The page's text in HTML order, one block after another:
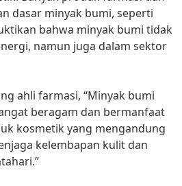
dasar minyak bumi, seperti
bahwa minyak bumi tidak
namun juga dalam sektor
ahli farmasi, “Minyak bumi
beragam dan bermanfaat
kosmetik yang mengandung
kelembapan kulit dan